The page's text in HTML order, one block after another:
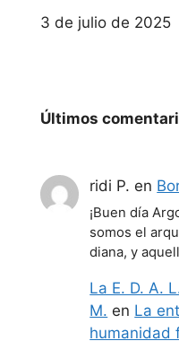
Fecha
3 de julio de 2025
Últimos
ridi P. en
¡Buen día
somos el
diana, y
La E. D. A.
M. en La
humanidad